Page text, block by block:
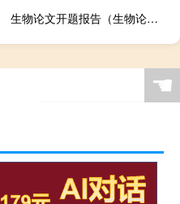
生物论文开题报告（生物论文）
☚